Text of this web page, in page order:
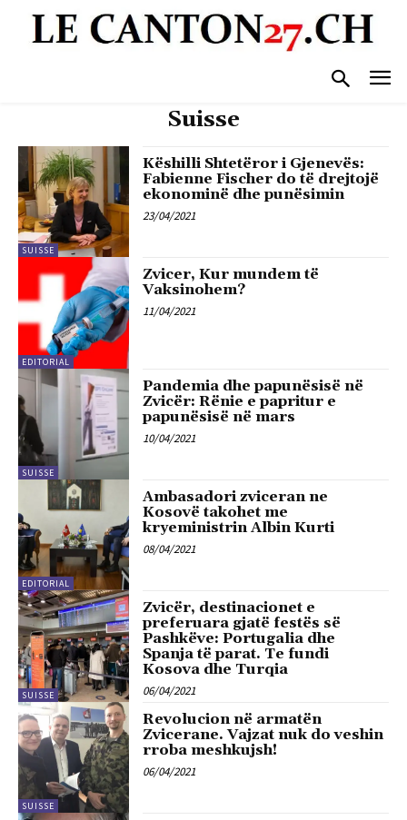
Suisse
SUISSE
Këshilli Shtetëror i Gjenevës:
Fabienne Fischer do të drejtojë
ekonominë dhe punësimin
23/04/2021
EDITORIAL
Zvicer, Kur mundem të
Vaksinohem?
11/04/2021
SUISSE
Pandemia dhe papunësisë në
Zvicër: Rënie e papritur e
papunësisë në mars
10/04/2021
EDITORIAL
Ambasadori zviceran ne
Kosovë takohet me
kryeministrin Albin Kurti
08/04/2021
SUISSE
Zvicër, destinacionet e
preferuara gjatë festës së
Pashkëve: Portugalia dhe
Spanja të parat. Te fundi
Kosova dhe Turqia
06/04/2021
SUISSE
Revolucion në armatën
Zvicerane. Vajzat nuk do veshin
rroba meshkujsh!
06/04/2021